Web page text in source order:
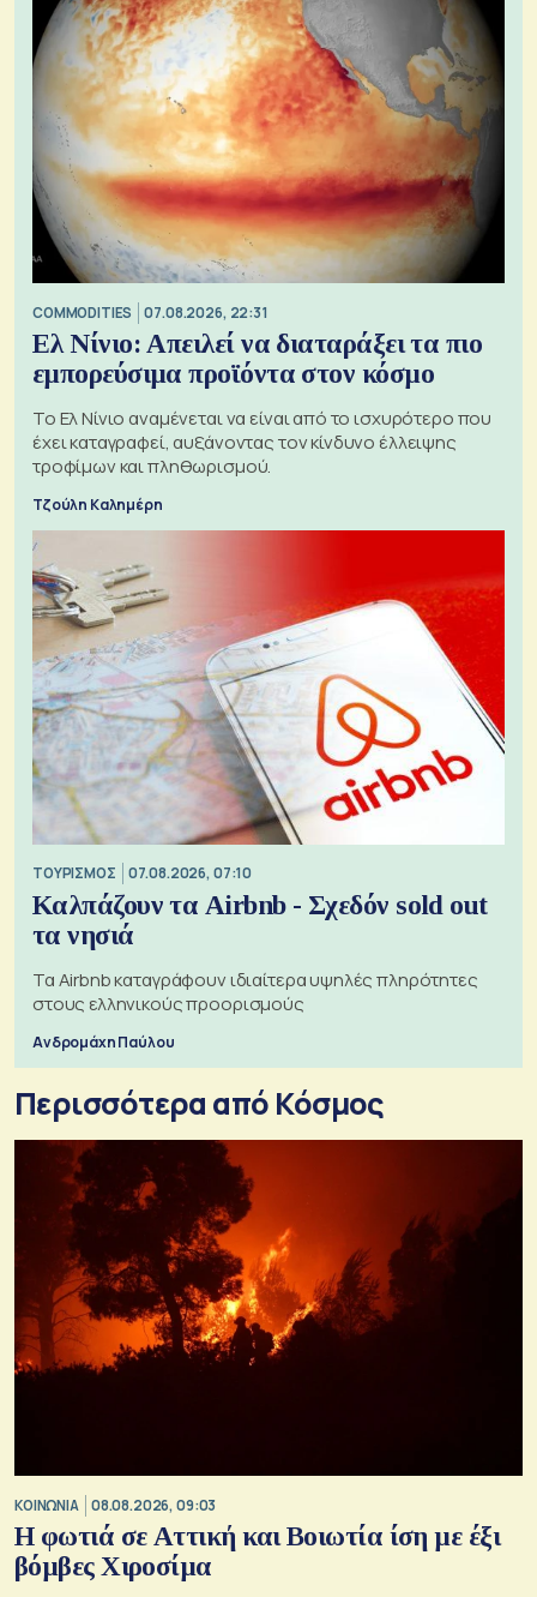
COMMODITIES 07.08.2026, 22:31
Ελ Νίνιο: Απειλεί να διαταράξει τα πιο
εμπορεύσιμα προϊόντα στον κόσμο
Το Ελ Νίνιο αναμένεται να είναι από το ισχυρότερο που
έχει καταγραφεί, αυξάνοντας τον κίνδυνο έλλειψης
τροφίμων και πληθωρισμού.
Τζούλη Καλημέρη
ΤΟΥΡΙΣΜΟΣ 07.08.2026, 07:10
Καλπάζουν τα Airbnb - Σχεδόν sold out
τα νησιά
Τα Airbnb καταγράφουν ιδιαίτερα υψηλές πληρότητες
στους ελληνικούς προορισμούς
Ανδρομάχη Παύλου
Περισσότερα από Κόσμος
ΚΟΙΝΩΝΙΑ 08.08.2026, 09:03
Η φωτιά σε Αττική και Βοιωτία ίση με έξι
βόμβες Χιροσίμα